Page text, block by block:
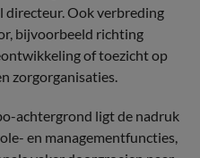
Ook verbreding
bijvoorbeeld richting
of toezicht op
zorgorganisaties.
achtergrond ligt de nadruk
en managementfuncties,